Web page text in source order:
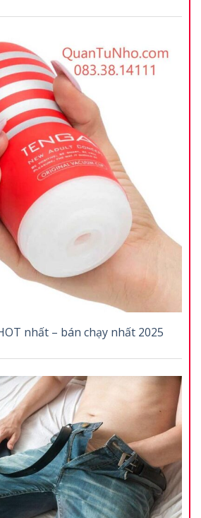
nhất – bán chạy nhất 2025